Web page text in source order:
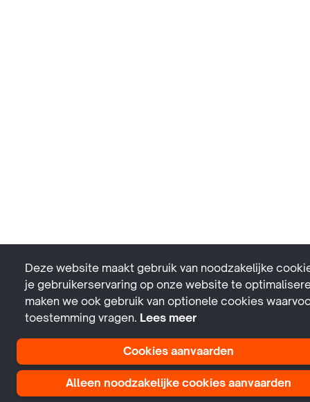
Deze website maakt gebruik van noodzakelijke
je gebruikerservaring op onze website te
maken we ook gebruik van optionele cookies
toestemming vragen. Lees meer
Cookies aanvaarden
Alleen noodzakelijke cookies aanvaarden